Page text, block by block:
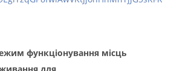
функціонування місць